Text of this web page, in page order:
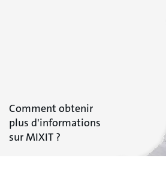
Comment obtenir
plus d'informations
sur MIXIT ?